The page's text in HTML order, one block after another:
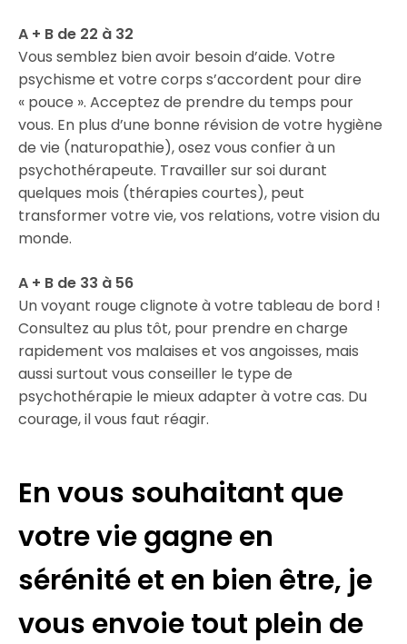
A + B de 22 à 32
Vous semblez bien avoir besoin d’aide. Votre
psychisme et votre corps s’accordent pour dire
« pouce ». Acceptez de prendre du temps pour
vous. En plus d’une bonne révision de votre hygiène
de vie (naturopathie), osez vous confier à un
psychothérapeute. Travailler sur soi durant
quelques mois (thérapies courtes), peut
transformer votre vie, vos relations, votre vision du
monde.
A + B de 33 à 56
Un voyant rouge clignote à votre tableau de bord !
Consultez au plus tôt, pour prendre en charge
rapidement vos malaises et vos angoisses, mais
aussi surtout vous conseiller le type de
psychothérapie le mieux adapter à votre cas. Du
courage, il vous faut réagir.
En vous souhaitant que
votre vie gagne en
sérénité et en bien être, je
vous envoie tout plein de